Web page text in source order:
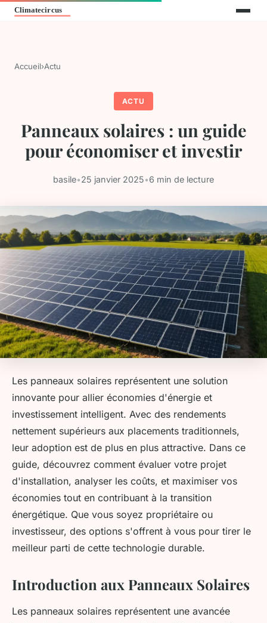
Accueil›Actu
ACTU
Panneaux solaires : un guide
pour économiser et investir
basile•25 janvier 2025•6 min de lecture
Les panneaux solaires représentent une solution
innovante pour allier économies d'énergie et
investissement intelligent. Avec des rendements
nettement supérieurs aux placements traditionnels,
leur adoption est de plus en plus attractive. Dans ce
guide, découvrez comment évaluer votre projet
d'installation, analyser les coûts, et maximiser vos
économies tout en contribuant à la transition
énergétique. Que vous soyez propriétaire ou
investisseur, des options s'offrent à vous pour tirer le
meilleur parti de cette technologie durable.
Introduction aux Panneaux Solaires
Les panneaux solaires représentent une avancée